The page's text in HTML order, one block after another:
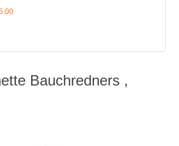
Bauchredners ,